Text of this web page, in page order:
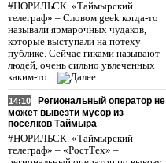
#НОРИЛЬСК. «Таймырский
телеграф» – Словом geek когда-то
называли ярмарочных чудаков,
которые выступали на потеху
публике. Сейчас гиками называют
людей, очень сильно увлеченных
каким-то…
14:10
Региональный оператор не
может вывезти мусор из
поселков Таймыра
#НОРИЛЬСК. «Таймырский
телеграф» – «РостТех» –